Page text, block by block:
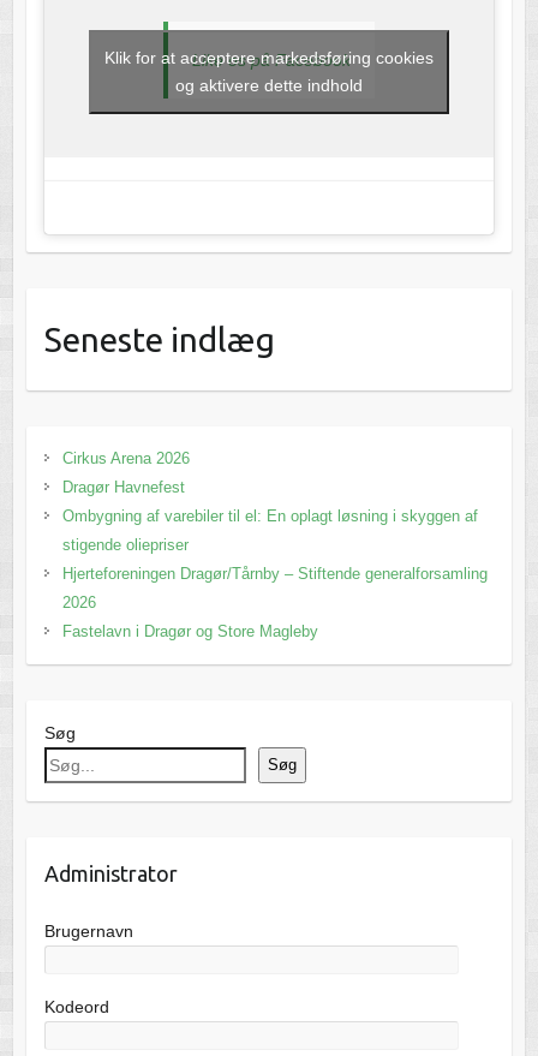
Like os på Facebook
Klik for at acceptere markedsføring cookies
og aktivere dette indhold
Seneste indlæg
Cirkus Arena 2026
Dragør Havnefest
Ombygning af varebiler til el: En oplagt løsning i skyggen af
stigende oliepriser
Hjerteforeningen Dragør/Tårnby – Stiftende generalforsamling
2026
Fastelavn i Dragør og Store Magleby
Søg
Søg
Administrator
Brugernavn
Kodeord